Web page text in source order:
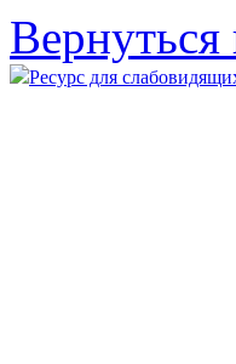
Ресурс для